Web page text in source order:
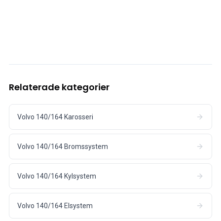
Relaterade kategorier
Volvo 140/164 Karosseri
Volvo 140/164 Bromssystem
Volvo 140/164 Kylsystem
Volvo 140/164 Elsystem